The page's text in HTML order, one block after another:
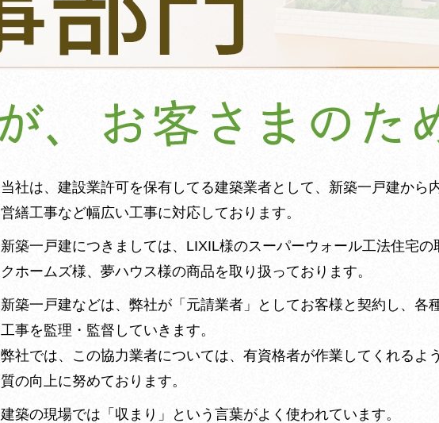
当社は、建設業許可を保有してる建築業者として、新築一戸建から
営繕工事など幅広い工事に対応しております。
新築一戸建につきましては、LIXIL様のスーパーウォール工法住宅
クホームズ様、夢ハウス様の商品を取り扱っております。
新築一戸建などは、弊社が「元請業者」としてお客様と契約し、各
工事を監理・監督していきます。
弊社では、この協力業者については、有資格者が作業してくれるよ
質の向上に努めております。
建築の現場では「収まり」という言葉がよく使われています。